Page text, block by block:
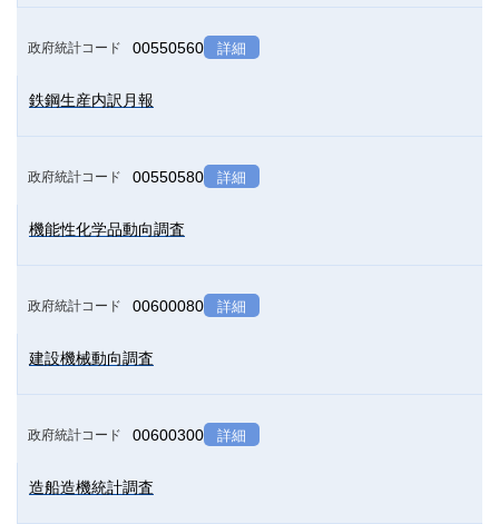
政府統計コード 00550560 詳細
鉄鋼生産内訳月報
政府統計コード 00550580 詳細
機能性化学品動向調査
政府統計コード 00600080 詳細
建設機械動向調査
政府統計コード 00600300 詳細
造船造機統計調査